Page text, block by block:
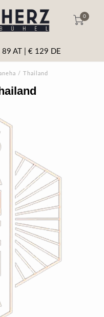
0
89 AT | € 129 DE
/ Thailand